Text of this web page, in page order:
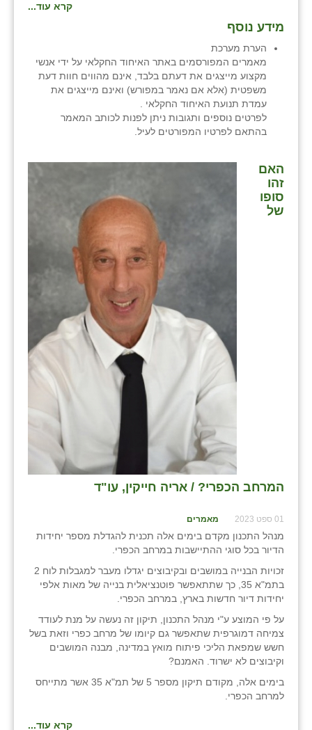
קרא עוד...
מידע נוסף
הערת מערכת
מאמרים המפורסמים באתר האיחוד החקלאי על ידי אנשי
מקצוע מייצגים את דעתם בלבד, אינם מהווים חוות דעת
משפטית (אלא אם נאמר במפורש) ואינם מייצגים את
עמדת תנועת האיחוד החקלאי .
לפרטים נוספים ותגובות ניתן לפנות לכותב המאמר
בהתאם לפרטיו המפורטים לעיל.
האם
זהו
סופו
של
המרחב הכפרי? / אריה חייקין, עו"ד
01 ספט 2023 מאמרים
מנהל התכנון מקדם בימים אלה תכנית להגדלת מספר יחידות
הדיור בכל סוגי ההתיישבות במרחב הכפרי.
זכויות הבנייה במושבים ובקיבוצים יגדלו מעבר למגבלות לוח 2
בתמ"א 35, כך שתתאפשר פוטנציאלית בנייה של מאות אלפי
יחידות דיור חדשות בארץ, במרחב הכפרי.
על פי המוצע ע"י מנהל התכנון, תיקון זה נעשה על מנת לעודד
צמיחה דמוגרפית שתאפשר גם קיומו של מרחב כפרי וזאת בשל
חשש שמפאת הליכי פיתוח מואץ במדינה, מבנה המושבים
וקיבוצים לא ישרוד. האמנם?
בימים אלה, מקודם תיקון מספר 5 של תמ"א 35 אשר מתייחס
למרחב הכפרי.
קרא עוד...